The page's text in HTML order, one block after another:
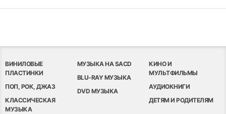
ВИНИЛОВЫЕ
ПЛАСТИНКИ
ПОП, РОК, ДЖАЗ
КЛАССИЧЕСКАЯ
МУЗЫКА
МУЗЫКА НА SACD
BLU-RAY МУЗЫКА
DVD МУЗЫКА
КИНО И
МУЛЬТФИЛЬМЫ
АУДИОКНИГИ
ДЕТЯМ И РОДИТЕЛЯМ